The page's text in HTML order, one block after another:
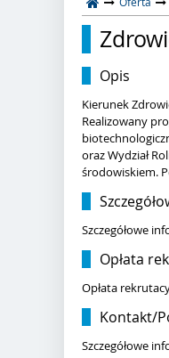
Opis
Kierunek
Realizowany
oraz Wydział
środowiskiem.
Szczegółowe
Opłata
Opłata
Kontakt/
Szczegółowe